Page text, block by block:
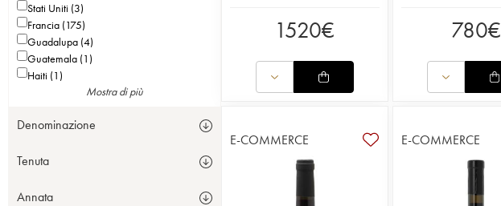
Stati Uniti (3)
Francia (175)
Guadalupa (4)
Guatemala (1)
Haiti (1)
Mostra di più
Denominazione
Tenuta
Annata
1520€ 780€
E-COMMERCE E-COMMERCE